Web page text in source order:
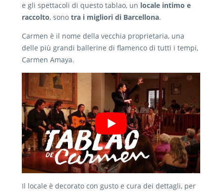
e gli spettacoli di questo tablao, un locale intimo e
raccolto, sono tra i migliori di Barcellona.
Carmen è il nome della vecchia proprietaria, una
delle più grandi ballerine di flamenco di tutti i tempi,
Carmen Amaya.
Il locale è decorato con gusto e cura dei dettagli, per